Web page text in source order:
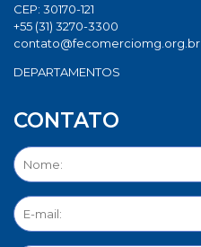
CEP: 30170-121
+55 (31) 3270-3300
contato@fecomerciomg.org.br
DEPARTAMENTOS
CONTATO